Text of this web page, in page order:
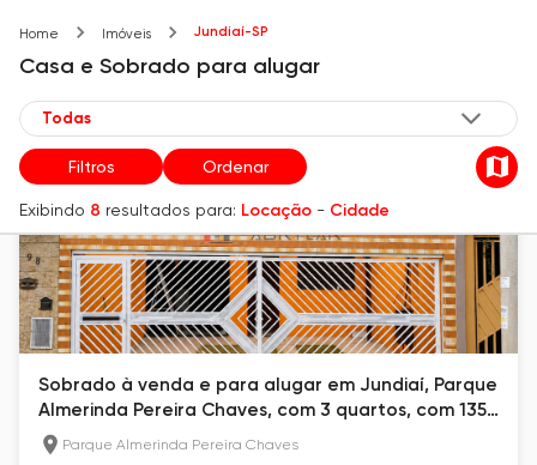
Home Imóveis Jundiaí-SP
Casa e Sobrado para alugar
Filtros Ordenar
Exibindo 8 resultados para: Locação - Cidade
Sobrado à venda e para alugar em Jundiaí, Parque
Almerinda Pereira Chaves, com 3 quartos, com 135
m² Parque Almerinda Pereira Chaves